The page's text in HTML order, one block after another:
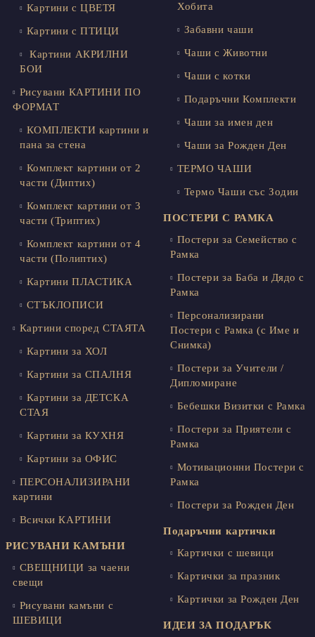
Картини с ЦВЕТЯ
Картини с ПТИЦИ
Картини АКРИЛНИ
БОИ
Рисувани КАРТИНИ ПО
ФОРМАТ
КОМПЛЕКТИ картини и
пана за стена
Комплект картини от 2
части (Диптих)
Комплект картини от 3
части (Триптих)
Комплект картини от 4
части (Полиптих)
Картини ПЛАСТИКА
СТЪКЛОПИСИ
Картини според СТАЯТА
Картини за ХОЛ
Картини за СПАЛНЯ
Картини за ДЕТСКА
СТАЯ
Картини за КУХНЯ
Картини за ОФИС
ПЕРСОНАЛИЗИРАНИ
картини
Всички КАРТИНИ
РИСУВАНИ КАМЪНИ
СВЕЩНИЦИ за чаени
свещи
Рисувани камъни с
ШЕВИЦИ
Хобита
Забавни чаши
Чаши с Животни
Чаши с котки
Подаръчни Комплекти
Чаши за имен ден
Чаши за Рожден Ден
ТЕРМО ЧАШИ
Термо Чаши със Зодии
ПОСТЕРИ С РАМКА
Постери за Семейство с
Рамка
Постери за Баба и Дядо с
Рамка
Персонализирани
Постери с Рамка (с Име и
Снимка)
Постери за Учители /
Дипломиране
Бебешки Визитки с Рамка
Постери за Приятели с
Рамка
Мотивационни Постери с
Рамка
Постери за Рожден Ден
Подаръчни картички
Картички с шевици
Картички за празник
Картички за Рожден Ден
ИДЕИ ЗА ПОДАРЪК